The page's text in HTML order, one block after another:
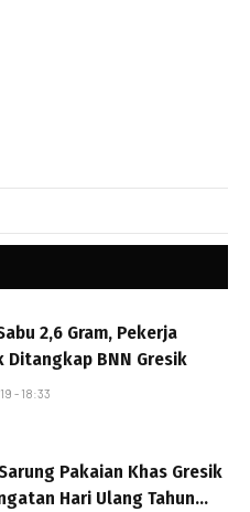
2,6 Gram, Pekerja
Ditangkap BNN Gresik
- 18:33
Pakaian Khas Gresik
Hari Ulang Tahun